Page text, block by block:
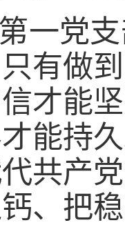
一党
有做
才能
能持
共产
、把